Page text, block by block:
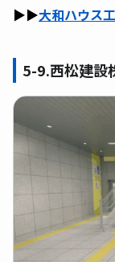
▶︎▶︎大和ハウス
5-9.西松建設